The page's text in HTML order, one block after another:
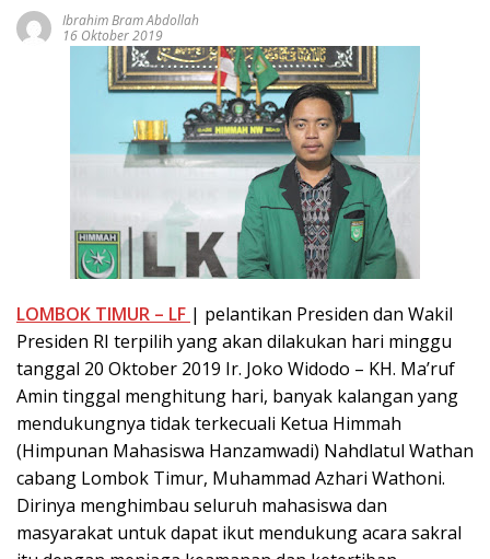
Ibrahim Bram Abdollah
16 Oktober 2019
LOMBOK TIMUR – LF | pelantikan Presiden dan Wakil
Presiden RI terpilih yang akan dilakukan hari minggu
tanggal 20 Oktober 2019 Ir. Joko Widodo – KH. Ma’ruf
Amin tinggal menghitung hari, banyak kalangan yang
mendukungnya tidak terkecuali Ketua Himmah
(Himpunan Mahasiswa Hanzamwadi) Nahdlatul Wathan
cabang Lombok Timur, Muhammad Azhari Wathoni.
Dirinya menghimbau seluruh mahasiswa dan
masyarakat untuk dapat ikut mendukung acara sakral